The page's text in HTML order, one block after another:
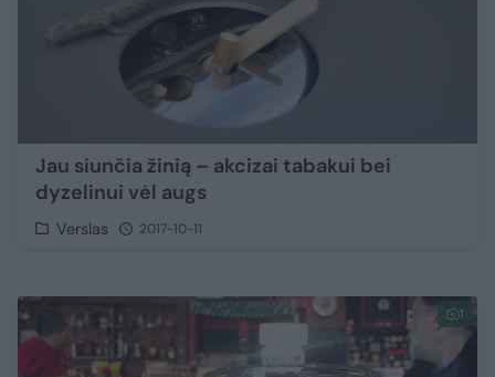
Jau siunčia žinią – akcizai tabakui bei
dyzelinui vėl augs
Verslas 2017-10-11
1